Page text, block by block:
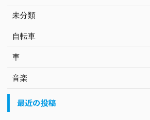
未分類
自転車
車
音楽
最近の投稿